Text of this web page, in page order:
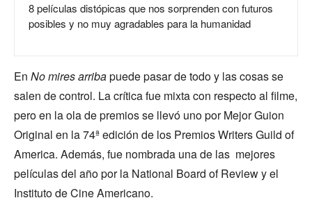
8 películas distópicas que nos sorprenden con futuros
posibles y no muy agradables para la humanidad
En No mires arribapuede pasar de todo y las cosas se
salen de control. La crítica fue mixta con respecto al filme,
pero en la ola de premios se llevó uno por Mejor Guion
Original en la 74ª edición de los Premios Writers Guild of
America. Además, fue nombrada una de las mejores
películas del año por la National Board of Review y el
Instituto de Cine Americano.